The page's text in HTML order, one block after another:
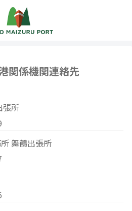
関係機関連絡先
張所
舞鶴出張所